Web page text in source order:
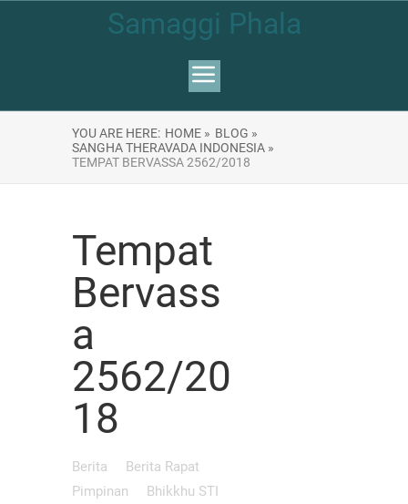
Samaggi Phala
YOU ARE HERE: HOME » BLOG »
SANGHA THERAVADA INDONESIA »
TEMPAT BERVASSA 2562/2018
Tempat
Bervass
a
2562/20
18
Berita
Berita Rapat
Pimpinan
Bhikkhu STI